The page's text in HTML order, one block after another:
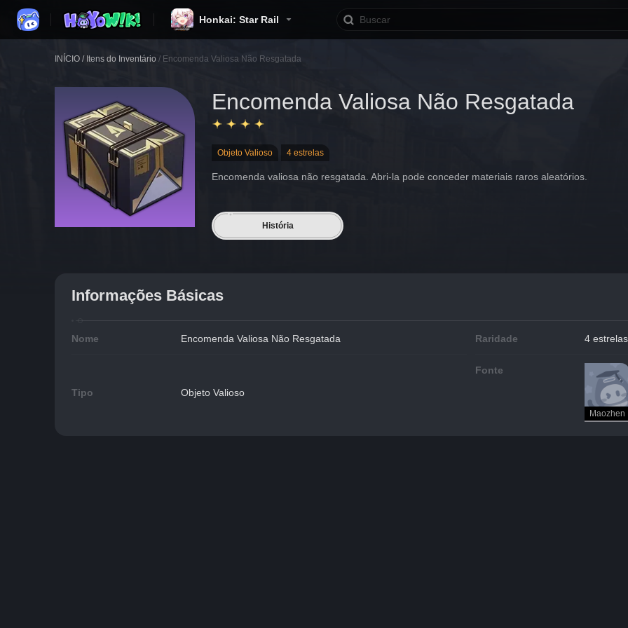
Honkai: Star Rail
INÍCIO / Itens do Inventário / Encomenda Valiosa Não Resgatada
Encomenda Valiosa Não Resgatada
Objeto Valioso 4 estrelas
Encomenda valiosa não resgatada. Abri-la pode conceder materiais raros aleatórios.
História
Informações Básicas
Nome Encomenda Valiosa Não Resgatada Raridade 4 estrelas
Tipo Objeto Valioso
Fonte
Maozhen